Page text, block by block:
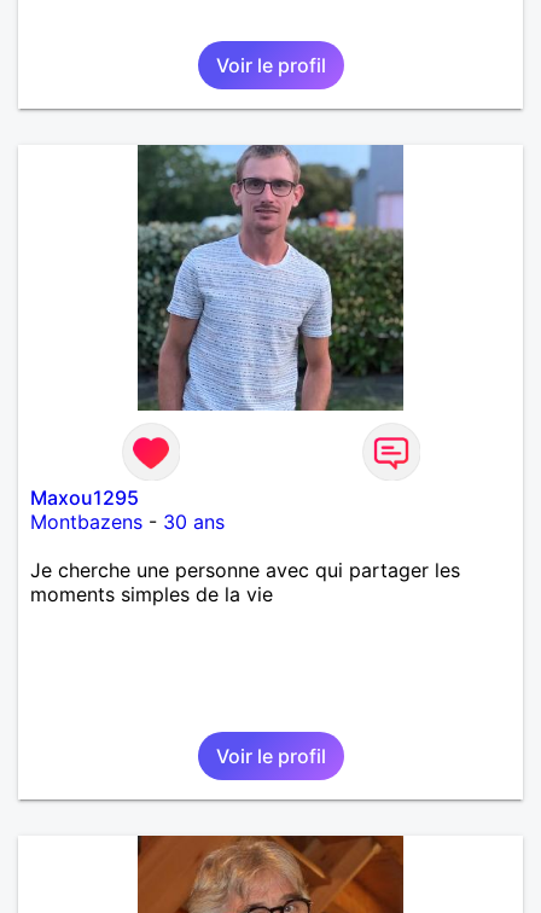
Voir le profil
Maxou1295
Montbazens - 30 ans
Je cherche une personne avec qui partager les
moments simples de la vie
Voir le profil